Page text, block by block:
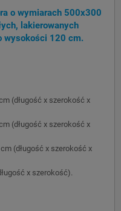
o wymiarach 500x300
lakierowanych
wysokości 120 cm.
(długość x szerokość x
(długość x szerokość x
(długość x szerokość x
x szerokość).